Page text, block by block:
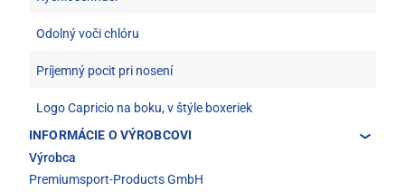
Odolný voči chlóru
Príjemný pocit pri nosení
Logo Capricio na boku, v štýle boxeriek
INFORMÁCIE O VÝROBCOVI
Výrobca
Premiumsport-Products GmbH